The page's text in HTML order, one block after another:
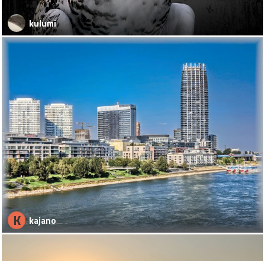
kulumi
K kajano